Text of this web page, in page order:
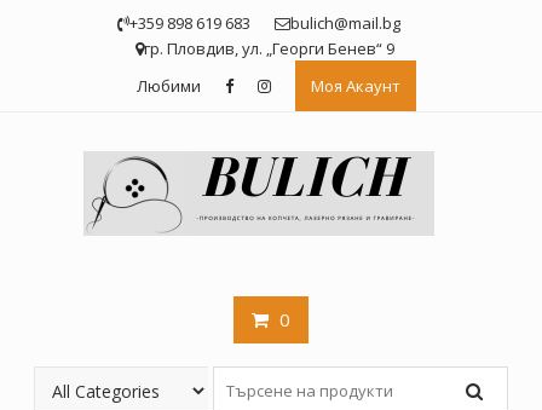
+359 898 619 683
bulich@mail.bg
гр. Пловдив, ул. „Георги Бенев“ 9
Любими
Моя Акаунт
0